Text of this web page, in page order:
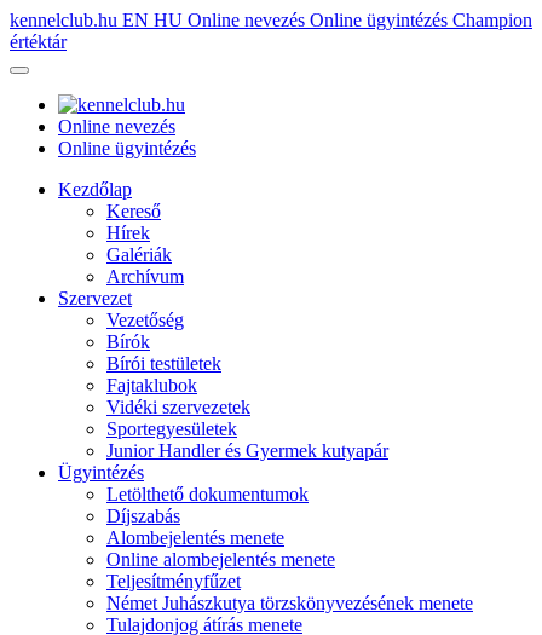
kennelclub.hu EN HU Online nevezés Online ügyintézés Champion
értéktár
Online nevezés
Online ügyintézés
Kezdőlap
Kereső
Hírek
Galériák
Archívum
Szervezet
Vezetőség
Bírók
Bírói testületek
Fajtaklubok
Vidéki szervezetek
Sportegyesületek
Junior Handler és Gyermek kutyapár
Ügyintézés
Letölthető dokumentumok
Díjszabás
Alombejelentés menete
Online alombejelentés menete
Teljesítményfűzet
Német Juhászkutya törzskönyvezésének menete
Tulajdonjog átírás menete